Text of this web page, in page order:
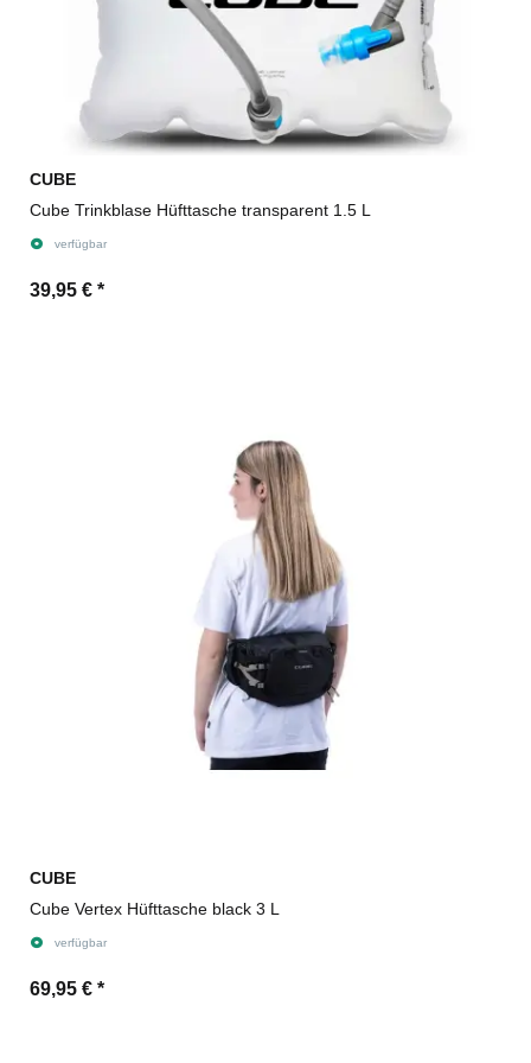
CUBE
Cube Trinkblase Hüfttasche transparent 1.5 L
verfügbar
39,95 € *
CUBE
Cube Vertex Hüfttasche black 3 L
verfügbar
69,95 € *